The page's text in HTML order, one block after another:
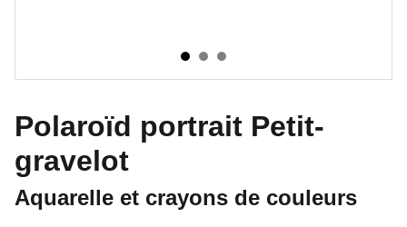
Polaroïd portrait Petit-
gravelot
Aquarelle et crayons de couleurs